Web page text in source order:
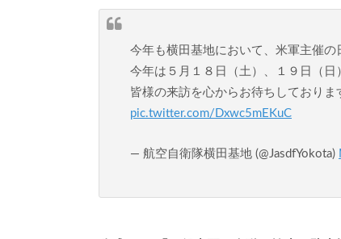
今年も横田基地において、米軍主催の
今年は５月１８日（土）、１９日（日
皆様の来訪を心からお待ちしておりま
pic.twitter.com/Dxwc5mEKuC
— 航空自衛隊横田基地 (@JasdfYokota)